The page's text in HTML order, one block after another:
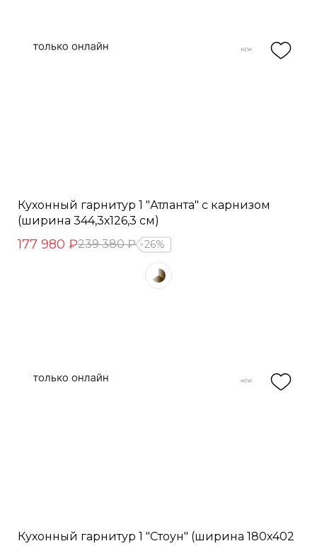
Кухонный гарнитур 1 "Атланта" с карнизом
(ширина 344,3х126,3 см)
177 980 ₽239 380 ₽ 26%
Кухонный гарнитур 1 "Стоун" (ширина 180х402